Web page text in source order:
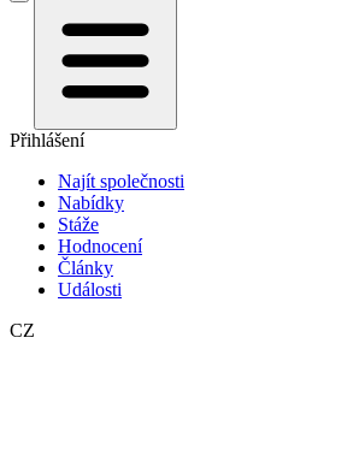
Přihlášení
Najít společnosti
Nabídky
Stáže
Hodnocení
Články
Události
CZ